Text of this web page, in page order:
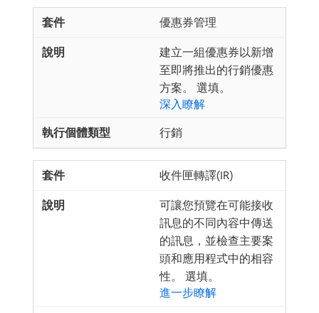
優惠券管理
建立一組優惠券以新增
至即將推出的行銷優惠
方案。 選填。
深入瞭解
行銷
收件匣轉譯(IR)
可讓您預覽在可能接收
訊息的不同內容中傳送
的訊息，並檢查主要案
頭和應用程式中的相容
性。 選填。
進一步瞭解